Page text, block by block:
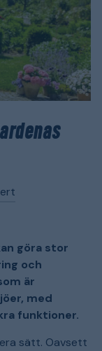
göra stor
och
är
med
funktioner.
sätt. Oavsett